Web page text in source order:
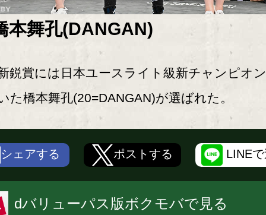
本舞孔(DANGAN)
賞には日本ユースライト級新チャンピオ
た橋本舞孔(20=DANGAN)が選ばれた。
シェアする ポストする LINE
dバリューパス版ボクモバで見る